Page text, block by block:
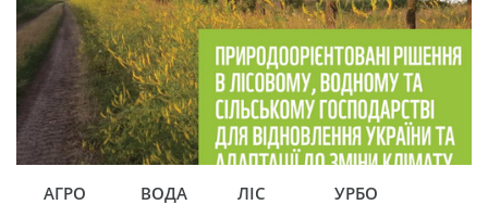
АГРО ВОДА ЛІС УРБО